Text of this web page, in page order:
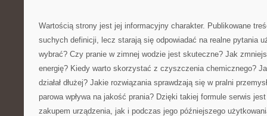
Wartością strony jest jej informacyjny charakter. Publikowane
suchych definicji, lecz starają się odpowiadać na realne pytania
wybrać? Czy pranie w zimnej wodzie jest skuteczne? Jak
energię? Kiedy warto skorzystać z czyszczenia chemicznego?
działał dłużej? Jakie rozwiązania sprawdzają się w pralni
parowa wpływa na jakość prania? Dzięki takiej formule serwis
zakupem urządzenia, jak i podczas jego późniejszego